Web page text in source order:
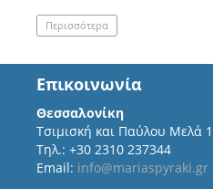
Περισσότερα
Επικοινωνία
Θεσσαλονίκη
Τσιμισκή και Παύλου Μελά
Τηλ.: +30 2310 237344
Email: info@mariaspyraki.gr